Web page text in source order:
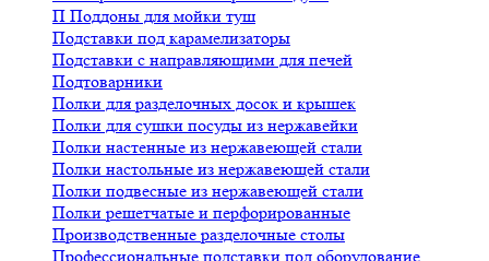
П Поддоны для мойки туш
Подставки под карамелизаторы
Подставки с направляющими для печей
Подтоварники
Полки для разделочных досок и крышек
Полки для сушки посуды из нержавейки
Полки настенные из нержавеющей стали
Полки настольные из нержавеющей стали
Полки подвесные из нержавеющей стали
Полки решетчатые и перфорированные
Производственные разделочные столы
Профессиональные подставки под оборудование